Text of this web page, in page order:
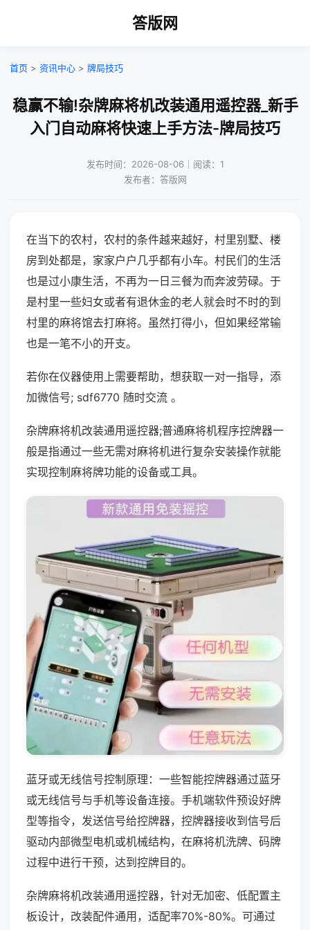
答版网
首页 > 资讯中心 > 牌局技巧
稳赢不输!杂牌麻将机改装通用遥控器_新手
入门自动麻将快速上手方法-牌局技巧
发布时间：2026-08-06｜阅读：1
发布者：答版网
在当下的农村，农村的条件越来越好，村里别墅、楼
房到处都是，家家户户几乎都有小车。村民们的生活
也是过小康生活，不再为一日三餐为而奔波劳碌。于
是村里一些妇女或者有退休金的老人就会时不时的到
村里的麻将馆去打麻将。虽然打得小，但如果经常输
也是一笔不小的开支。
若你在仪器使用上需要帮助，想获取一对一指导，添
加微信号; sdf6770 随时交流 。
杂牌麻将机改装通用遥控器;普通麻将机程序控牌器一
般是指通过一些无需对麻将机进行复杂安装操作就能
实现控制麻将牌功能的设备或工具。
蓝牙或无线信号控制原理：一些智能控牌器通过蓝牙
或无线信号与手机等设备连接。手机端软件预设好牌
型等指令，发送信号给控牌器，控牌器接收到信号后
驱动内部微型电机或机械结构，在麻将机洗牌、码牌
过程中进行干预，达到控牌目的。
杂牌麻将机改装通用遥控器，针对无加密、低配置主
板设计，改装配件通用，适配率70%-80%。可通过